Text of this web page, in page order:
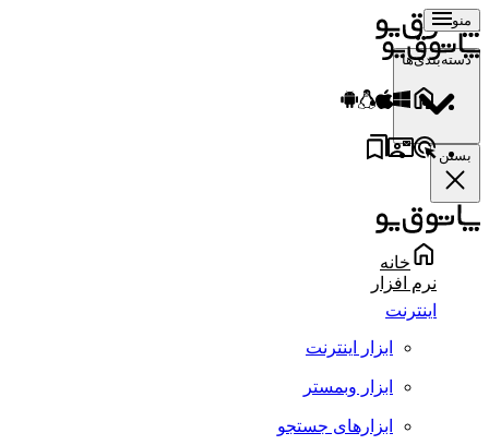
منو
دسته‌بندی‌ها
بستن
خانه
نرم افزار
اینترنت
ابزار اینترنت
ابزار وبمستر
ابزارهای جستجو